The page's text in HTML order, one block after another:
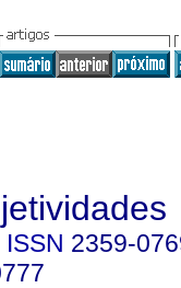
ISSN 2359-